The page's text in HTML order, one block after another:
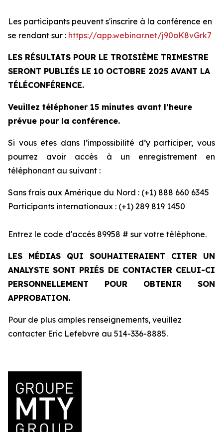
Les participants peuvent s'inscrire à la conférence en
se rendant sur : https://app.webinar.net/j90oK8vGrk7
LES RÉSULTATS POUR LE TROISIÈME TRIMESTRE
SERONT PUBLIÉS LE 10 OCTOBRE 2025 AVANT LA
TÉLÉCONFÉRENCE.
Veuillez téléphoner 15 minutes avant l’heure
prévue pour la conférence.
Si vous êtes dans l’impossibilité d’y participer, vous
pourrez avoir accès à un enregistrement en
téléphonant au suivant :
Sans frais aux Amérique du Nord : (+1) 888 660 6345
Participants internationaux : (+1) 289 819 1450
Entrez le code d'accès 89958 # sur votre téléphone.
LES MÉDIAS QUI SOUHAITERAIENT CITER UN
ANALYSTE SONT PRIÉS DE CONTACTER CELUI-CI
PERSONNELLEMENT POUR OBTENIR SON
APPROBATION.
Pour de plus amples renseignements, veuillez
contacter Eric Lefebvre au 514-336-8885.